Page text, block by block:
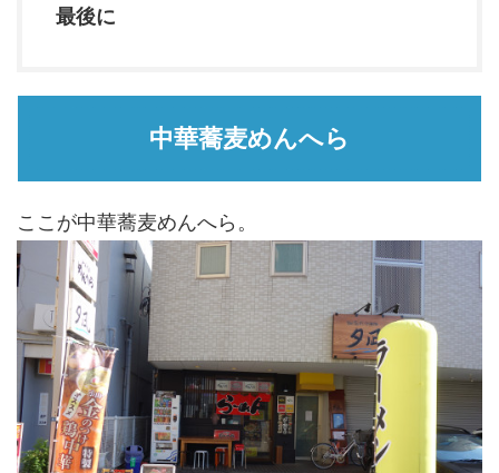
最後に
中華蕎麦めんへら
ここが中華蕎麦めんへら。